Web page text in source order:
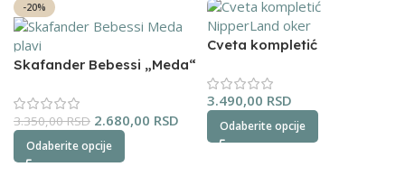
-20%
Skafander Bebessi „Meda“
3.350,00RSD 2.680,00 RSD
Odaberite opcije
Cveta kompletić
3.490,00 RSD
Odaberite opcije